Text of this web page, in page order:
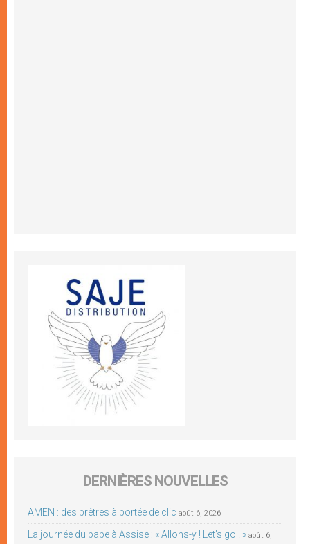
DERNIÈRES NOUVELLES
AMEN : des prêtres à portée de clic août 6, 2026
La journée du pape à Assise : « Allons-y ! Let’s go ! » août 6,